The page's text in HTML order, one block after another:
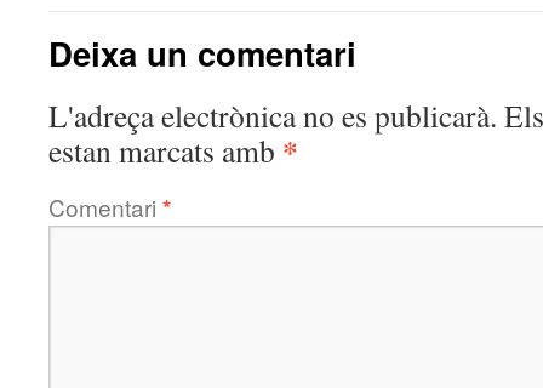
Deixa un comentari
L'adreça electrònica no es publicarà.
estan marcats amb *
Comentari *